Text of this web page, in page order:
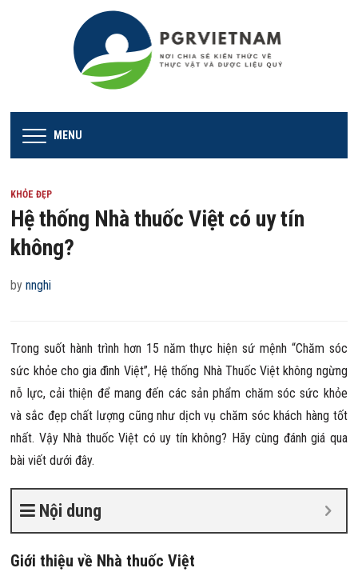
MENU
KHỎE ĐẸP
Hệ thống Nhà thuốc Việt có uy tín
không?
bynnghi
Trong suốt hành trình hơn 15 năm thực hiện sứ mệnh “Chăm sóc
sức khỏe cho gia đình Việt”, Hệ thống Nhà Thuốc Việt không ngừng
nỗ lực, cải thiện để mang đến các sản phẩm chăm sóc sức khỏe
và sắc đẹp chất lượng cũng như dịch vụ chăm sóc khách hàng tốt
nhất. Vậy Nhà thuốc Việt có uy tín không? Hãy cùng đánh giá qua
bài viết dưới đây.
Nội dung
Giới thiệu về Nhà thuốc Việt